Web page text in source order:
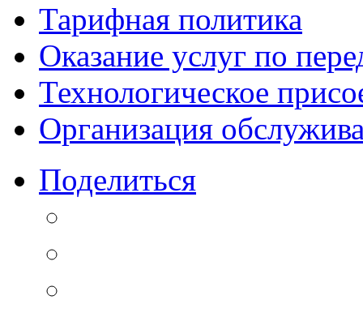
Тарифная политика
Оказание услуг по
Технологическое
Организация
Поделиться